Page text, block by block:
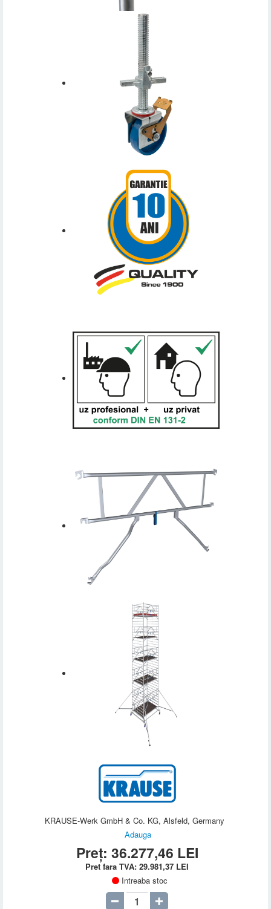
KRAUSE-Werk GmbH & Co. KG, Alsfeld, Germany
Adauga
Preț: 36.277,46 LEI
Pret fara TVA:29.981,37 LEI
Intreaba stoc